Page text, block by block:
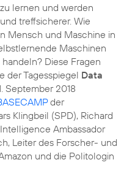
lernen und werden
treffsicherer. Wie
Mensch und Maschine in
Maschinen
handeln? Diese Fragen
der Tagesspiegel Data
September 2018
der
Klingbeil (SPD), Richard
Ambassador
Leiter des Forscher- und
und die Politologin